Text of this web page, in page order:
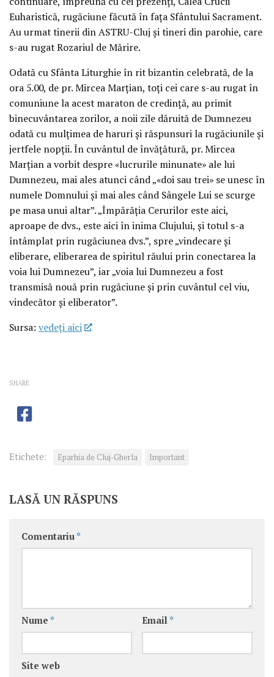
Euharistică, rugăciune făcută în fața Sfântului Sacrament.
Au urmat tinerii din ASTRU-Cluj și tineri din parohie, care
s-au rugat Rozariul de Mărire.
Odată cu Sfânta Liturghie în rit bizantin celebrată, de la
ora 5.00, de pr. Mircea Marțian, toți cei care s-au rugat în
comuniune la acest maraton de credință, au primit
binecuvântarea zorilor, a noii zile dăruită de Dumnezeu
odată cu mulțimea de haruri și răspunsuri la rugăciunile și
jertfele nopții. În cuvântul de învățătură, pr. Mircea
Marțian a vorbit despre «lucrurile minunate» ale lui
Dumnezeu, mai ales atunci când „«doi sau trei» se unesc în
numele Domnului și mai ales când Sângele Lui se scurge
pe masa unui altar”. „Împărăția Cerurilor este aici,
aproape de dvs., este aici în inima Clujului, și totul s-a
întâmplat prin rugăciunea dvs.”, spre „vindecare și
eliberare, eliberarea de spiritul răului prin conectarea la
voia lui Dumnezeu”, iar „voia lui Dumnezeu a fost
transmisă nouă prin rugăciune și prin cuvântul cel viu,
vindecător și eliberator”.
Sursa: vedeţi aici
SHARE
Etichete: Eparhia de Cluj-Gherla Important
LASĂ UN RĂSPUNS
Comentariu *
Nume * Email *
Site web